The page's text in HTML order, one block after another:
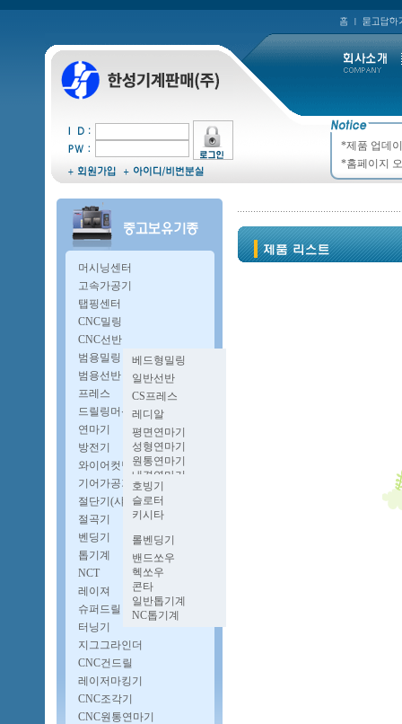
*제품 업데
*홈페이지
베드형밀링
복합밀링
A타입밀링
멍텅구리밀링
양두밀링
호리젠탈밀링
일반선반
오방구선반
벤치레스
프로콘
단능반
CS프레스
파워프레스
유압프레스
다이스포팅기
너클프레스
펨프레스
고속프레스
레디알
업라이트
자동탭핑기
보루방
CNC다축드릴
자동드릴기
평면연마기
성형연마기
원통연마기
내경연마기
로타리연마기
공구연마기
CNC원통연마기
CNC내경연마기
호빙기
슬로터
키시타
롤벤딩기
파이프벤딩기
밴드쏘우
헥쏘우
콘타
일반톱기계
NC톱기계
머시닝센터
고속가공기
탭핑센터
CNC밀링
CNC선반
범용밀링
범용선반
프레스
드릴링머신
연마기
방전기
와이어컷팅기
기어가공기
절단기(샤링기)
절곡기
벤딩기
톱기계
NCT
레이져
슈퍼드릴
터닝기
지그그라인더
CNC건드릴
레이저마킹기
CNC조각기
CNC원통연마기